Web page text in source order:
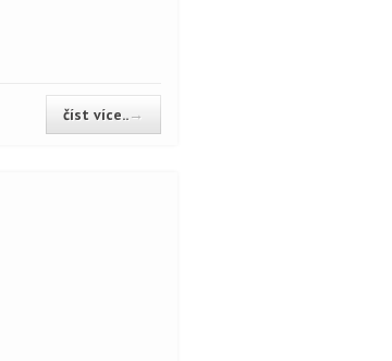
číst více..→